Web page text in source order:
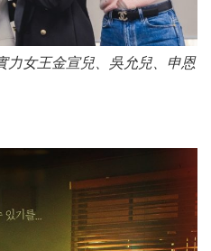
女王金宣兒、吳允兒、申恩